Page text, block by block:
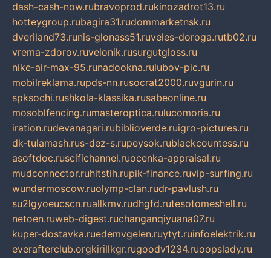
dash-cash-now.rubravoprod.rukinozadrot13.ru
hotteygroup.rubagira31.rudommarketnsk.ru
dveriland73.runis-glonass51.ruveles-doroga.rutb02.ru
vrema-zdorov.ruvelonik.rusurgutgloss.ru
nike-air-max-95.runadookna.rulubov-pic.ru
mobilreklama.rupds-nn.rusocrat2000.ruvgurin.ru
spksochi.rushkola-klassika.rusabeonline.ru
mosoblfencing.rumasteroptica.rulucomoria.ru
iration.rudevanagari.rubiblioverde.ruigro-pictures.ru
dk-tulamash.rus-dez-s.rupeysok.rublackcountess.ru
asoftdoc.ruscifichannel.ruocenka-appraisal.ru
mudconnector.ruhitstih.rupik-finance.ruvip-surfing.ru
wundermoscow.ruolymp-clan.rudr-pavlush.ru
su2lgyoeucscn.ruallkmv.rudhgfd.rutesotomeshell.ru
netoen.ruweb-digest.ruchanganqiyuana07.ru
kuper-dostavka.ruedemvgelen.ruytyt.ruinfoelektrik.ru
everafterclub.orgkirillkgr.rugoodv1234.ruoopslady.ru